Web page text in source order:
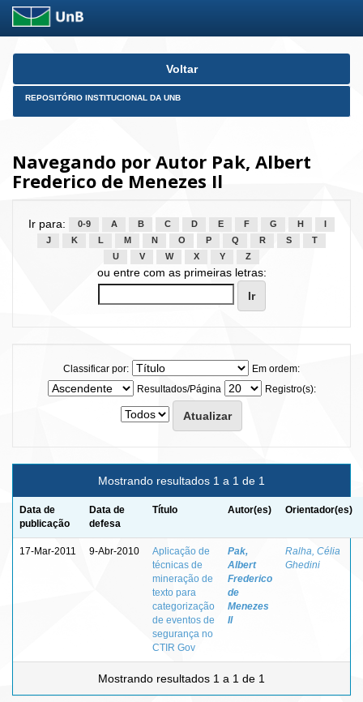
Skip
Voltar
REPOSITÓRIO INSTITUCIONAL DA UNB
Navegando por Autor Pak, Albert
Frederico de Menezes Il
Ir para: 0-9 A B C D E F G H
J
K L M N O P Q R S
T
U
V W X Y Z
ou entre com as primeiras letras:
Classificar por:
Em ordem:
Resultados/Página
Registro(s):
Mostrando resultados 1 a 1 de 1
Data de
publicação
Data de
defesa
Título Autor(es) Orientador(es)
17-Mar-2011 9-Abr-2010
Aplicação de
técnicas de
mineração de
texto para
categorização
de eventos de
segurança no
CTIR Gov
Pak,
Albert
Frederico
de
Menezes
Il
Ralha, Célia
Ghedini
Mostrando resultados 1 a 1 de 1